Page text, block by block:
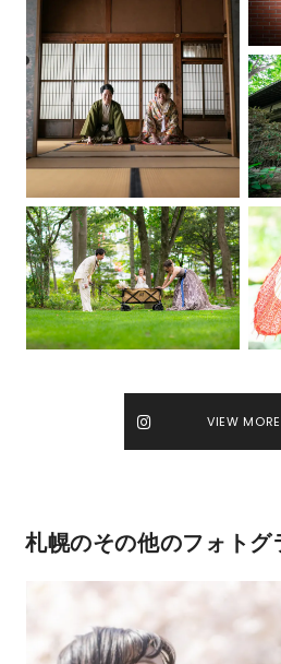
VIEW MORE
札幌のその他のフォトグ